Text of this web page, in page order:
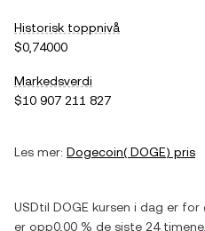
Historisk toppnivå
$0,74000
Markedsverdi
$10 907 211 827
Les mer: Dogecoin( DOGE) pris
USDtil DOGE kursen i dag er for
er opp0,00 % de siste 24